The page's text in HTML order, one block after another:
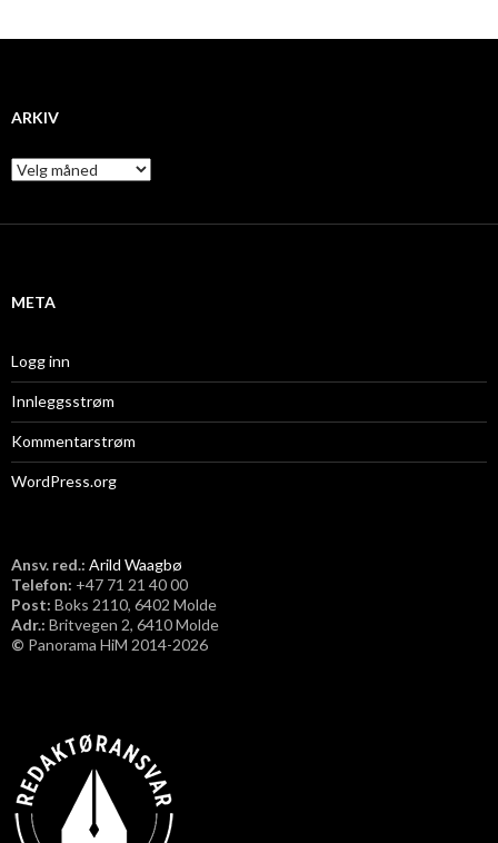
ARKIV
A
r
i
META
Logg inn
Innleggsstrøm
Kommentarstrøm
WordPress.org
Ansv. red.: Arild Waagbø
Telefon: ​+47 71 21 40 00
Post: Boks 2110, 6402 Molde
Adr.: Britvegen 2, 6410 Molde
© Panorama HiM 2014-2026